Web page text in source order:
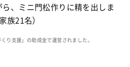
、ミニ門松作りに精を出しま
族21名）
り支援」の助成金で運営されました。